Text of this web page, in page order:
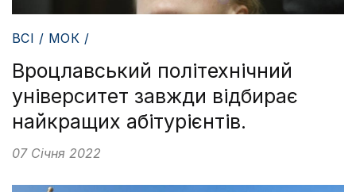
ВСІ / МОК /
Вроцлавський політехнічний
університет завжди відбирає
найкращих абітурієнтів.
07 Січня 2022